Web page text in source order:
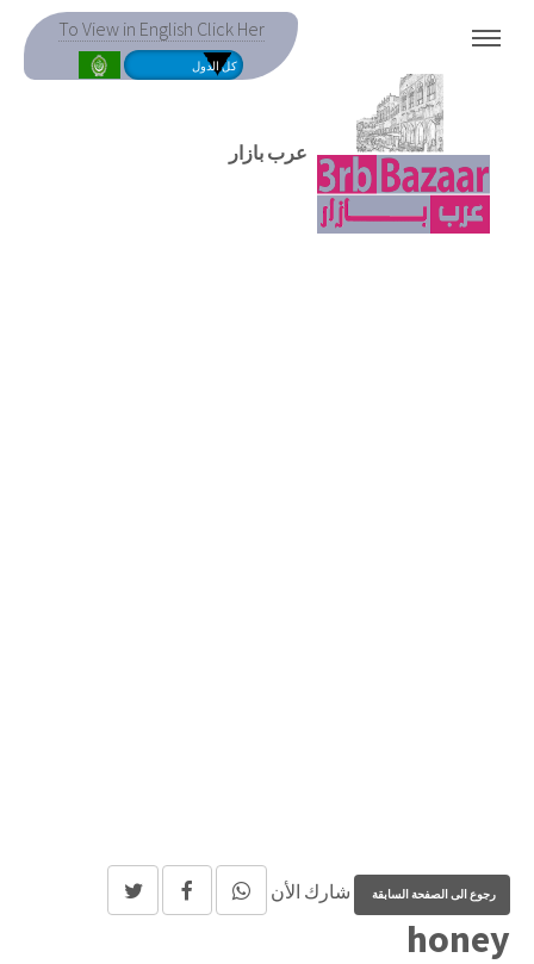
To View in English Click Her
عرب بازار
شارك الأن
honey